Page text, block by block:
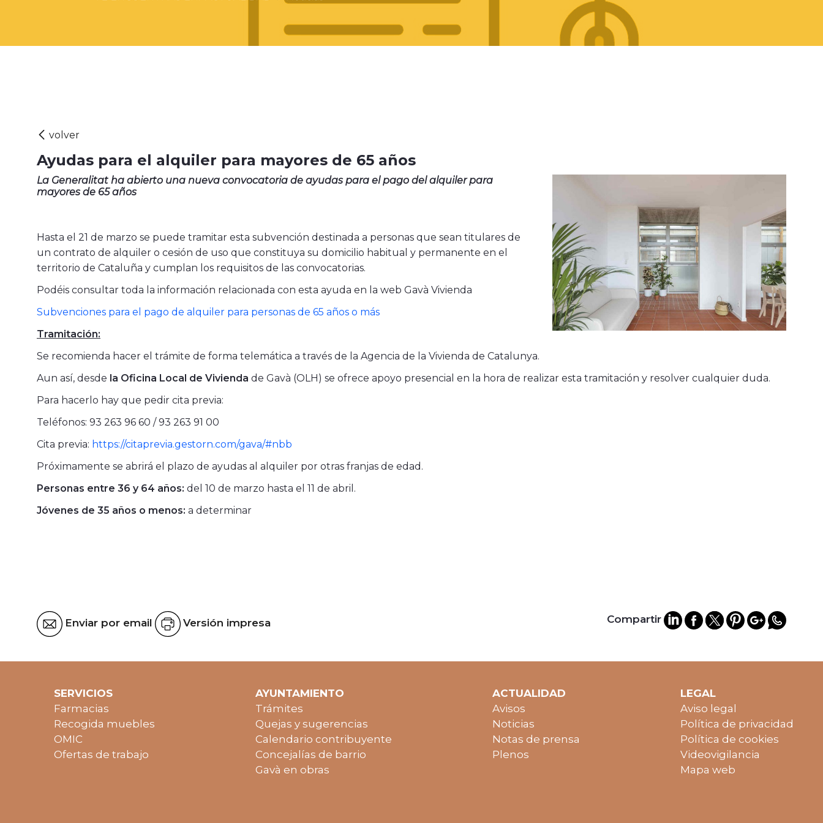
Ayudas para el alquiler para mayores de 65 años
La Generalitat ha abierto una nueva convocatoria de ayudas para el pago del alquiler para
mayores de 65 años
Hasta el 21 de marzo se puede tramitar esta subvención destinada a personas que sean titulares de
un contrato de alquiler o cesión de uso que constituya su domicilio habitual y permanente en el
territorio de Cataluña y cumplan los requisitos de las convocatorias.
Podéis consultar toda la información relacionada con esta ayuda en la web Gavà Vivienda
Subvenciones para el pago de alquiler para personas de 65 años o más
Tramitación:
Se recomienda hacer el trámite de forma telemática a través de la Agencia de la Vivienda de Catalunya.
Aun así, desde la Oficina Local de Vivienda de Gavà (OLH) se ofrece apoyo presencial en la hora de realizar esta tramitación y resolver cualquier duda.
Para hacerlo hay que pedir cita previa:
Teléfonos: 93 263 96 60 / 93 263 91 00
Cita previa: https://citaprevia.gestorn.com/gava/#nbb
Próximamente se abrirá el plazo de ayudas al alquiler por otras franjas de edad.
Personas entre 36 y 64 años: del 10 de marzo hasta el 11 de abril.
Jóvenes de 35 años o menos: a determinar
Enviar por email Versión impresa Compartir
SERVICIOS
Farmacias
Recogida muebles
OMIC
Ofertas de trabajo
AYUNTAMIENTO
Trámites
Quejas y sugerencias
Calendario contribuyente
Concejalías de barrio
Gavà en obras
ACTUALIDAD
Avisos
Noticias
Notas de prensa
Plenos
LEGAL
Aviso legal
Política de privacidad
Política de cookies
Videovigilancia
Mapa web